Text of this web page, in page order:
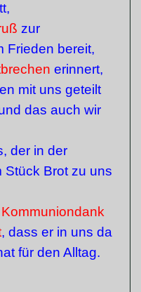
zur
Frieden bereit,
erinnert,
mit uns geteilt
das auch wir
der in der
Stück Brot zu uns
Kommuniondank
, dass er in uns da
für den Alltag.